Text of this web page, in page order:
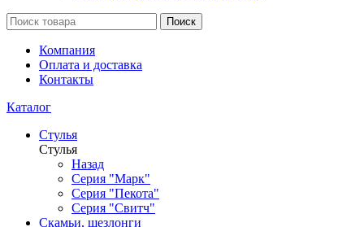
Поиск
Компания
Оплата и доставка
Контакты
Каталог
Стулья
Стулья
Назад
Серия "Марк"
Серия "Пекота"
Серия "Свитч"
Скамьи, шезлонги